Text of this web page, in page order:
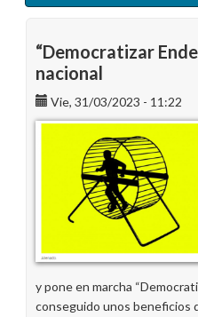
“Democratizar
nacional
Vie, 31/03/2023 - 11:22
y pone en marcha
conseguido unos beneficios